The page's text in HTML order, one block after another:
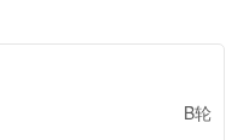
推荐位
团”
B轮